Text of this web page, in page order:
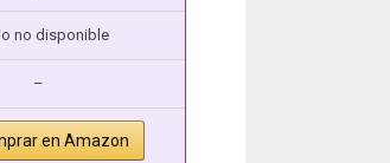
no disponible
–
en Amazon